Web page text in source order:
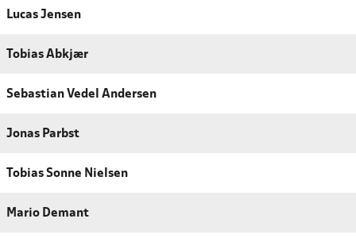
Lucas Jensen
Tobias Abkjær
Sebastian Vedel Andersen
Jonas Parbst
Tobias Sonne Nielsen
Mario Demant